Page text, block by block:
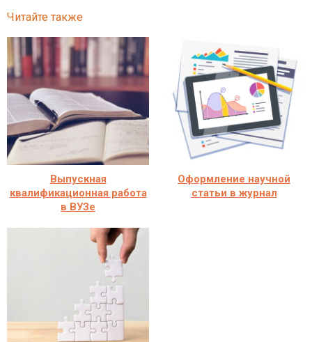
Читайте также
Выпускная
квалификационная работа
в ВУЗе
Оформление научной
статьи в журнал